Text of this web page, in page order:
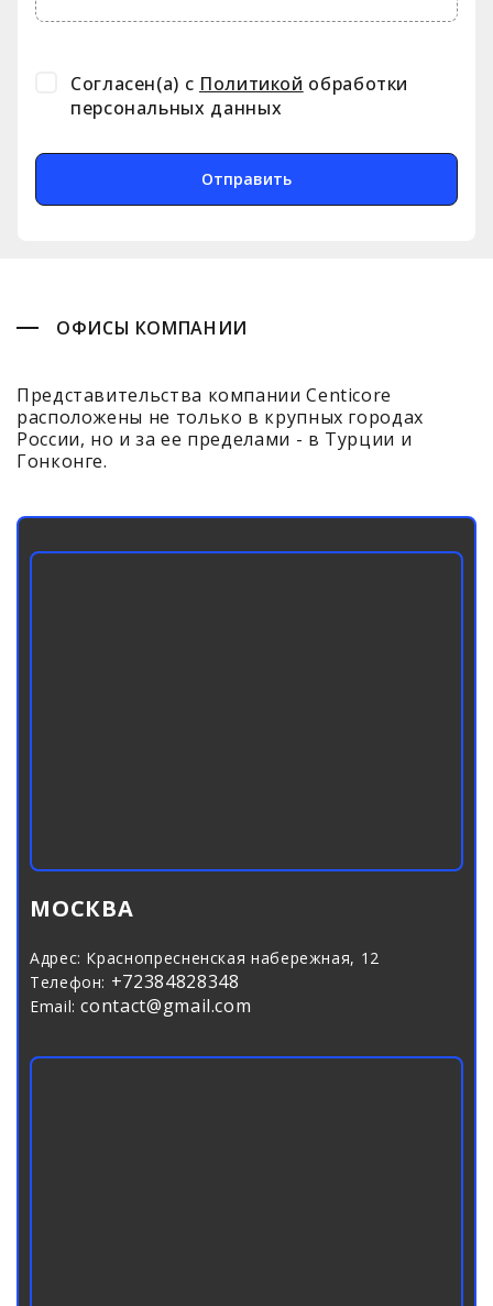
Согласен(а) с Политикой обработки
персональных данных
Отправить
ОФИСЫ КОМПАНИИ
Представительства компании Centicore
расположены не только в крупных городах
России, но и за ее пределами - в Турции и
Гонконге.
МОСКВА
Адрес: Краснопресненская набережная, 12
Телефон: +72384828348
Email: contact@gmail.com